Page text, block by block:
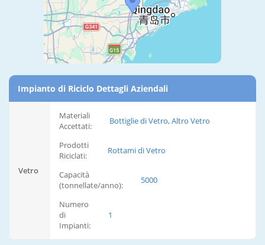
Impianto di Riciclo Dettagli Aziendali
Vetro
Materiali
Accettati:
Bottiglie di Vetro, Altro Vetro
Prodotti
Riciclati:
Rottami di Vetro
Capacità
(tonnellate/anno):
5000
Numero
di
Impianti:
1